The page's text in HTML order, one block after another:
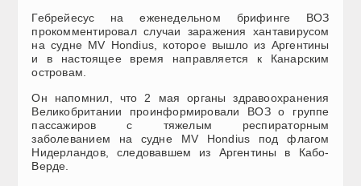
Гебрейесус на еженедельном брифинге ВОЗ
прокомментировал случаи заражения хантавирусом
на судне MV Hondius, которое вышло из Аргентины
и в настоящее время направляется к Канарским
островам.
Он напомнил, что 2 мая органы здравоохранения
Великобритании проинформировали ВОЗ о группе
пассажиров с тяжелым респираторным
заболеванием на судне MV Hondius под флагом
Нидерландов, следовавшем из Аргентины в Кабо-
Верде.